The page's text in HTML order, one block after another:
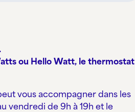
ou Hello Watt, le thermostat
vous accompagner dans les
vendredi de 9h à 19h et le